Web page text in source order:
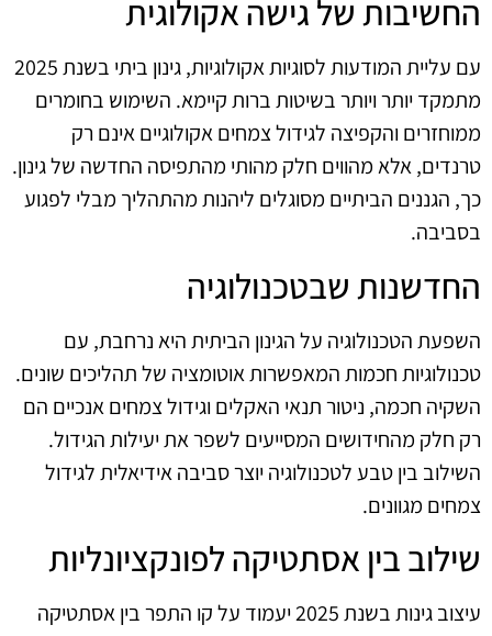
החשיבות של גישה אקולוגית
עם עליית המודעות לסוגיות אקולוגיות, גינון ביתי בשנת 2025
מתמקד יותר ויותר בשיטות ברות קיימא. השימוש בחומרים
ממוחזרים והקפיצה לגידול צמחים אקולוגיים אינם רק
טרנדים, אלא מהווים חלק מהותי מהתפיסה החדשה של גינון.
כך, הגננים הביתיים מסוגלים ליהנות מהתהליך מבלי לפגוע
בסביבה.
החדשנות שבטכנולוגיה
השפעת הטכנולוגיה על הגינון הביתית היא נרחבת, עם
טכנולוגיות חכמות המאפשרות אוטומציה של תהליכים שונים.
השקיה חכמה, ניטור תנאי האקלים וגידול צמחים אנכיים הם
רק חלק מהחידושים המסייעים לשפר את יעילות הגידול.
השילוב בין טבע לטכנולוגיה יוצר סביבה אידיאלית לגידול
צמחים מגוונים.
שילוב בין אסתטיקה לפונקציונליות
עיצוב גינות בשנת 2025 יעמוד על קו התפר בין אסתטיקה